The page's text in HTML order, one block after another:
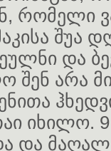
რომელი
შუა
და
შენ არა
იხილო.
და